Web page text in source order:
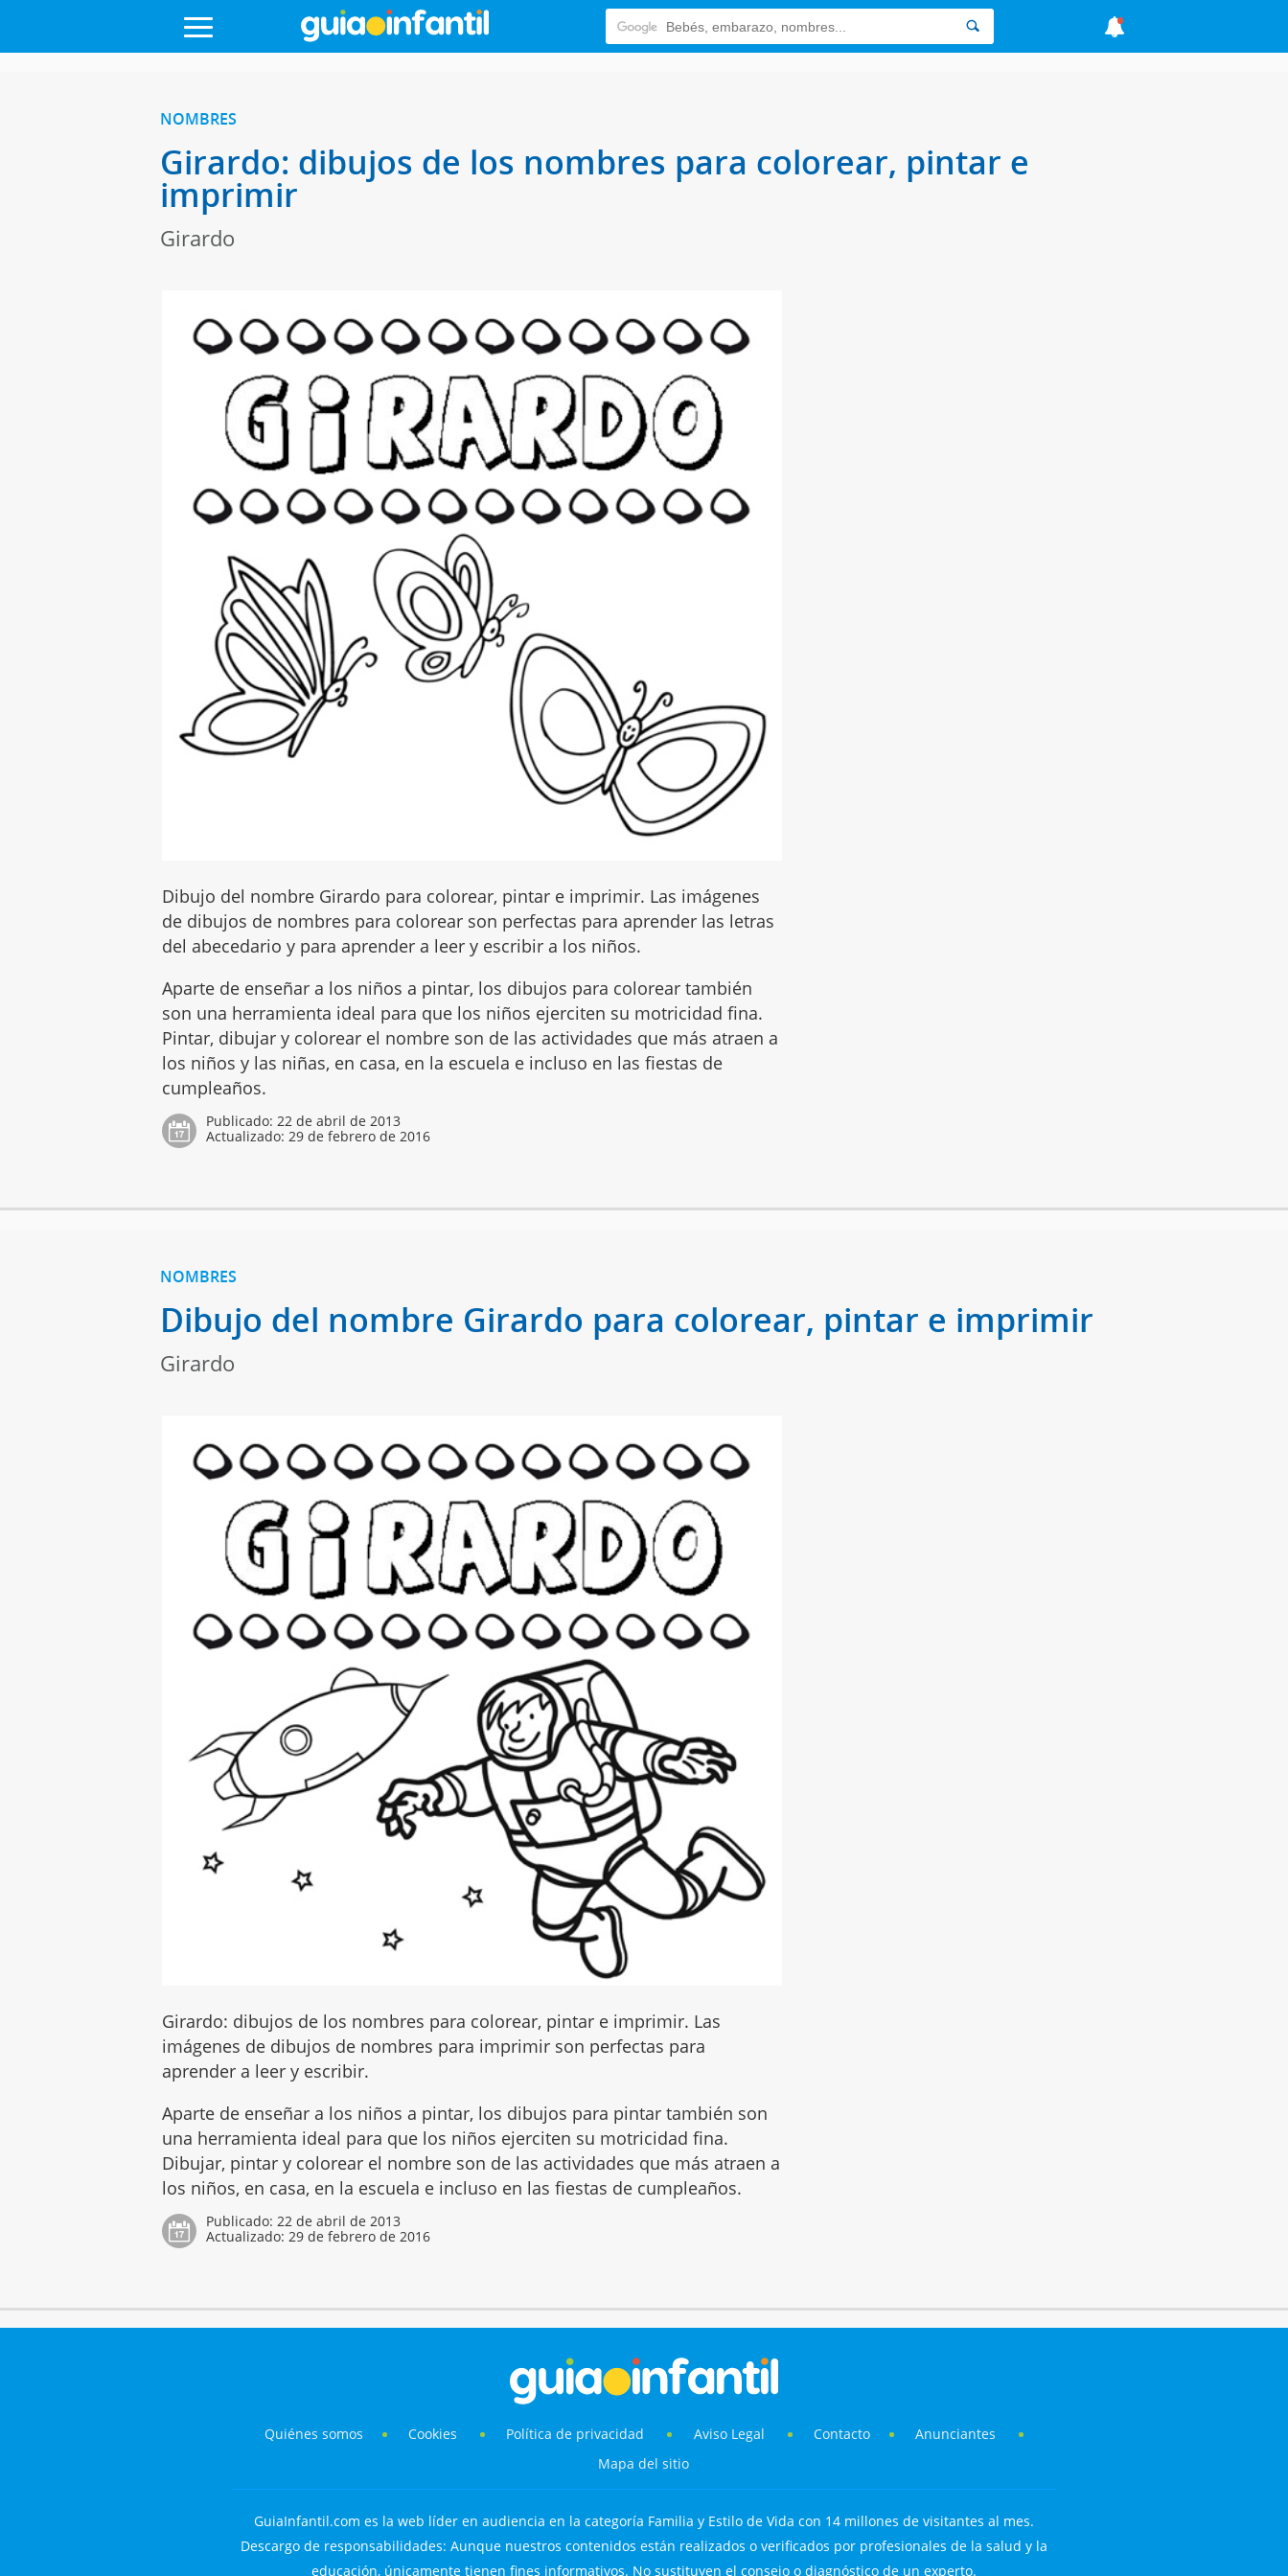
NOMBRES
Girardo: dibujos de los nombres para colorear, pintar e
imprimir
Girardo
Dibujo del nombre Girardo para colorear, pintar e imprimir. Las imágenes
de dibujos de nombres para colorear son perfectas para aprender las letras
del abecedario y para aprender a leer y escribir a los niños.
Aparte de enseñar a los niños a pintar, los dibujos para colorear también
son una herramienta ideal para que los niños ejerciten su motricidad fina.
Pintar, dibujar y colorear el nombre son de las actividades que más atraen a
los niños y las niñas, en casa, en la escuela e incluso en las fiestas de
cumpleaños.
Publicado:22 de abril de 2013
Actualizado:29 de febrero de 2016
NOMBRES
Dibujo del nombre Girardo para colorear, pintar e imprimir
Girardo
Girardo: dibujos de los nombres para colorear, pintar e imprimir. Las
imágenes de dibujos de nombres para imprimir son perfectas para
aprender a leer y escribir.
Aparte de enseñar a los niños a pintar, los dibujos para pintar también son
una herramienta ideal para que los niños ejerciten su motricidad fina.
Dibujar, pintar y colorear el nombre son de las actividades que más atraen a
los niños, en casa, en la escuela e incluso en las fiestas de cumpleaños.
Publicado:22 de abril de 2013
Actualizado:29 de febrero de 2016
Quiénes somos Cookies Política de privacidad Aviso Legal Contacto
Anunciantes
Mapa del sitio
GuiaInfantil.com es la web líder en audiencia en la categoría Familia y Estilo de Vida con 14 millones de visitantes al mes.
Descargo de responsabilidades: Aunque nuestros contenidos están realizados o verificados por profesionales de la salud y la
educación, únicamente tienen fines informativos. No sustituyen el consejo o diagnóstico de un experto.